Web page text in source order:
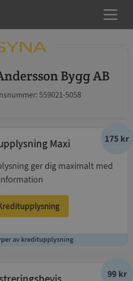
Bygg AB
559021-5058
175 kr
Maxi
ger dig maximalt med
av kreditupplysning
99 kr